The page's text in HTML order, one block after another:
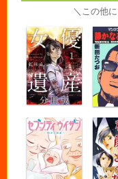
＼この他